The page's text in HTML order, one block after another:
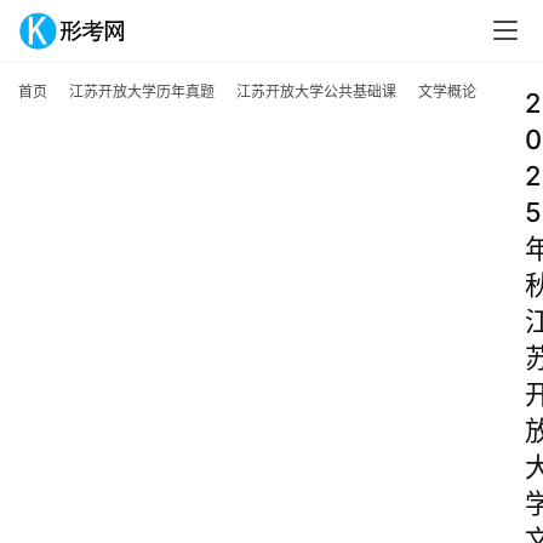
首页 江苏开放大学历年真题 江苏开放大学公共基础课 文学概论
2
0
2
5